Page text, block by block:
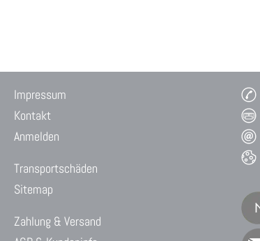
Impressum
Kontakt
Anmelden
Transportschäden
Sitemap
Zahlung & Versand